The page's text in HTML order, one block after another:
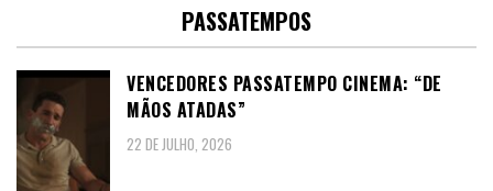
PASSATEMPOS
VENCEDORES PASSATEMPO CINEMA: “DE
MÃOS ATADAS”
22 DE JULHO, 2026